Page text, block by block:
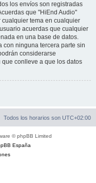
los envíos son registradas
que "HiEnd Audio"
cualquier tema en cualquier
acuerdas que cualquier
en una base de datos.
con ninguna tercera parte sin
considerarse
conlleve a que los datos
Todos los horarios son UTC+02:00
© phpBB Limited
España